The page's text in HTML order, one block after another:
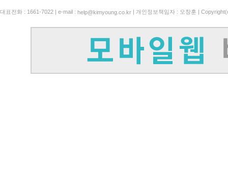
대표전화 : 1661-7022 | e-mail : help@kimyoung.co.kr | 개인정보책임자 : 오창훈 |